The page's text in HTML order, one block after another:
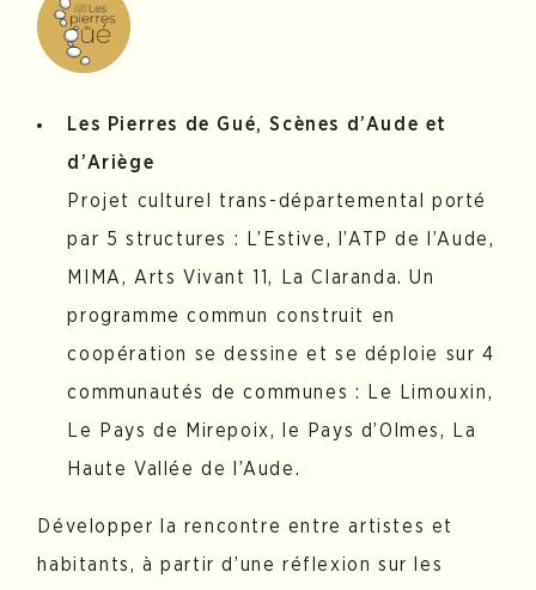
Les Pierres de Gué, Scènes d’Aude et
d’Ariège
Projet culturel trans-départemental porté
par 5 structures : L’Estive, l’ATP de l’Aude,
MIMA, Arts Vivant 11, La Claranda. Un
programme commun construit en
coopération se dessine et se déploie sur 4
communautés de communes : Le Limouxin,
Le Pays de Mirepoix, le Pays d’Olmes, La
Haute Vallée de l’Aude.
Développer la rencontre entre artistes et
habitants, à partir d’une réflexion sur les